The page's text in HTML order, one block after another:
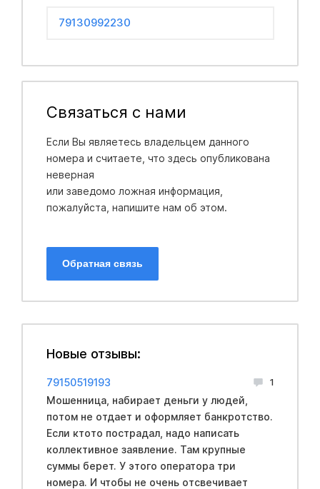
79130992230
Связаться с нами
Если Вы являетесь владельцем данного
номера и считаете, что здесь опубликована
неверная
или заведомо ложная информация,
пожалуйста, напишите нам об этом.
Обратная связь
Новые отзывы:
79150519193 1
Мошенница, набирает деньги у людей,
потом не отдает и оформляет банкротство.
Если ктото пострадал, надо написать
коллективное заявление. Там крупные
суммы берет. У этого оператора три
номера. И чтобы не очень отсвечивает